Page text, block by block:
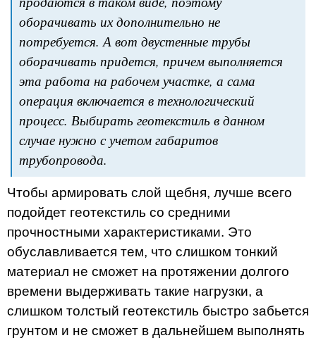
оборачивать их дополнительно не
потребуется. А вот двустенные трубы
оборачивать придется, причем выполняется
эта работа на рабочем участке, а сама
операция включается в технологический
процесс. Выбирать геотекстиль в данном
случае нужно с учетом габаритов
трубопровода.
Чтобы армировать слой щебня, лучше всего
подойдет геотекстиль со средними
прочностными характеристиками. Это
обуславливается тем, что слишком тонкий
материал не сможет на протяжении долгого
времени выдерживать такие нагрузки, а
слишком толстый геотекстиль быстро забьется
грунтом и не сможет в дальнейшем выполнять